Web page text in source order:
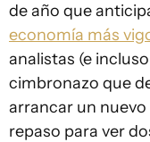
de año que
economía más
analistas (e
cimbronazo que
arrancar un
repaso para ver